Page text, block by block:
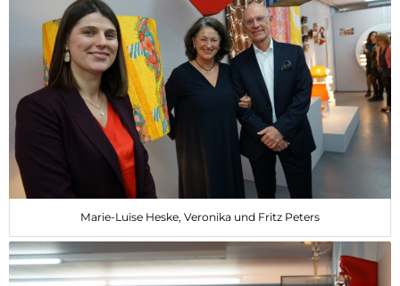
Marie-Luise Heske, Veronika und Fritz Peters